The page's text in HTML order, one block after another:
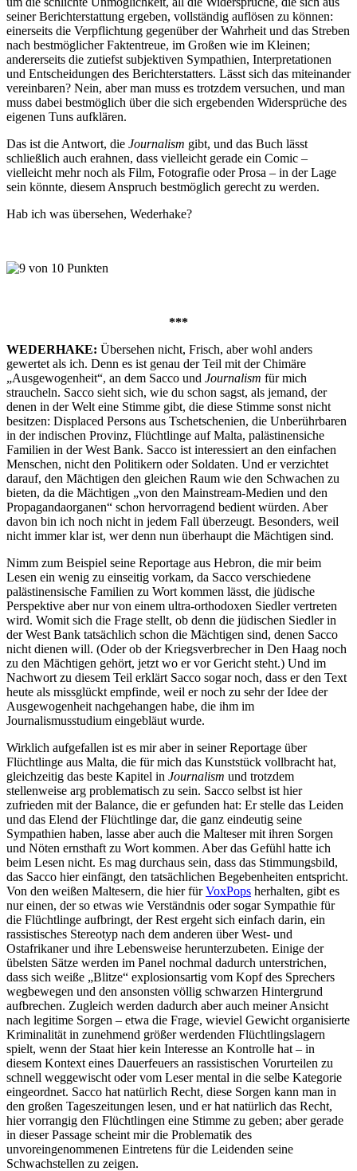
seiner Berichterstattung ergeben, vollständig auflösen zu können:
einerseits die Verpflichtung gegenüber der Wahrheit und das Streben
nach bestmöglicher Faktentreue, im Großen wie im Kleinen;
andererseits die zutiefst subjektiven Sympathien, Interpretationen
und Entscheidungen des Berichterstatters. Lässt sich das miteinander
vereinbaren? Nein, aber man muss es trotzdem versuchen, und man
muss dabei bestmöglich über die sich ergebenden Widersprüche des
eigenen Tuns aufklären.
Das ist die Antwort, die Journalism gibt, und das Buch lässt
schließlich auch erahnen, dass vielleicht gerade ein Comic –
vielleicht mehr noch als Film, Fotografie oder Prosa – in der Lage
sein könnte, diesem Anspruch bestmöglich gerecht zu werden.
Hab ich was übersehen, Wederhake?
***
WEDERHAKE: Übersehen nicht, Frisch, aber wohl anders
gewertet als ich. Denn es ist genau der Teil mit der Chimäre
„Ausgewogenheit“, an dem Sacco und Journalism für mich
straucheln. Sacco sieht sich, wie du schon sagst, als jemand, der
denen in der Welt eine Stimme gibt, die diese Stimme sonst nicht
besitzen: Displaced Persons aus Tschetschenien, die Unberührbaren
in der indischen Provinz, Flüchtlinge auf Malta, palästinensiche
Familien in der West Bank. Sacco ist interessiert an den einfachen
Menschen, nicht den Politikern oder Soldaten. Und er verzichtet
darauf, den Mächtigen den gleichen Raum wie den Schwachen zu
bieten, da die Mächtigen „von den Mainstream-Medien und den
Propagandaorganen“ schon hervorragend bedient würden. Aber
davon bin ich noch nicht in jedem Fall überzeugt. Besonders, weil
nicht immer klar ist, wer denn nun überhaupt die Mächtigen sind.
Nimm zum Beispiel seine Reportage aus Hebron, die mir beim
Lesen ein wenig zu einseitig vorkam, da Sacco verschiedene
palästinensische Familien zu Wort kommen lässt, die jüdische
Perspektive aber nur von einem ultra-orthodoxen Siedler vertreten
wird. Womit sich die Frage stellt, ob denn die jüdischen Siedler in
der West Bank tatsächlich schon die Mächtigen sind, denen Sacco
nicht dienen will. (Oder ob der Kriegsverbrecher in Den Haag noch
zu den Mächtigen gehört, jetzt wo er vor Gericht steht.) Und im
Nachwort zu diesem Teil erklärt Sacco sogar noch, dass er den Text
heute als missglückt empfinde, weil er noch zu sehr der Idee der
Ausgewogenheit nachgehangen habe, die ihm im
Journalismusstudium eingebläut wurde.
Wirklich aufgefallen ist es mir aber in seiner Reportage über
Flüchtlinge aus Malta, die für mich das Kunststück vollbracht hat,
gleichzeitig das beste Kapitel in Journalism und trotzdem
stellenweise arg problematisch zu sein. Sacco selbst ist hier
zufrieden mit der Balance, die er gefunden hat: Er stelle das Leiden
und das Elend der Flüchtlinge dar, die ganz eindeutig seine
Sympathien haben, lasse aber auch die Malteser mit ihren Sorgen
und Nöten ernsthaft zu Wort kommen. Aber das Gefühl hatte ich
beim Lesen nicht. Es mag durchaus sein, dass das Stimmungsbild,
das Sacco hier einfängt, den tatsächlichen Begebenheiten entspricht.
Von den weißen Maltesern, die hier fürVoxPops herhalten, gibt es
nur einen, der so etwas wie Verständnis oder sogar Sympathie für
die Flüchtlinge aufbringt, der Rest ergeht sich einfach darin, ein
rassistisches Stereotyp nach dem anderen über West- und
Ostafrikaner und ihre Lebensweise herunterzubeten. Einige der
übelsten Sätze werden im Panel nochmal dadurch unterstrichen,
dass sich weiße „Blitze“ explosionsartig vom Kopf des Sprechers
wegbewegen und den ansonsten völlig schwarzen Hintergrund
aufbrechen. Zugleich werden dadurch aber auch meiner Ansicht
nach legitime Sorgen – etwa die Frage, wieviel Gewicht organisierte
Kriminalität in zunehmend größer werdenden Flüchtlingslagern
spielt, wenn der Staat hier kein Interesse an Kontrolle hat – in
diesem Kontext eines Dauerfeuers an rassistischen Vorurteilen zu
schnell weggewischt oder vom Leser mental in die selbe Kategorie
eingeordnet. Sacco hat natürlich Recht, diese Sorgen kann man in
den großen Tageszeitungen lesen, und er hat natürlich das Recht,
hier vorrangig den Flüchtlingen eine Stimme zu geben; aber gerade
in dieser Passage scheint mir die Problematik des
unvoreingenommenen Eintretens für die Leidenden seine
Schwachstellen zu zeigen.